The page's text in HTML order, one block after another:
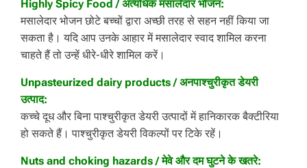
Highly Spicy Food / अत्यधिक मसालेदार भोजन:
मसालेदार भोजन छोटे बच्चों द्वारा अच्छी तरह से सहन नहीं किया जा
सकता है। यदि आप उनके आहार में मसालेदार स्वाद शामिल करना
चाहते हैं तो उन्हें धीरे-धीरे शामिल करें।
Unpasteurized dairy products / अनपाश्चुरीकृत डेयरी
उत्पाद:
कच्चे दूध और बिना पाश्चुरीकृत डेयरी उत्पादों में हानिकारक बैक्टीरिया
हो सकते हैं। पाश्चुरीकृत डेयरी विकल्पों पर टिके रहें।
Nuts and choking hazards / मेवे और दम घुटने के खतरे: